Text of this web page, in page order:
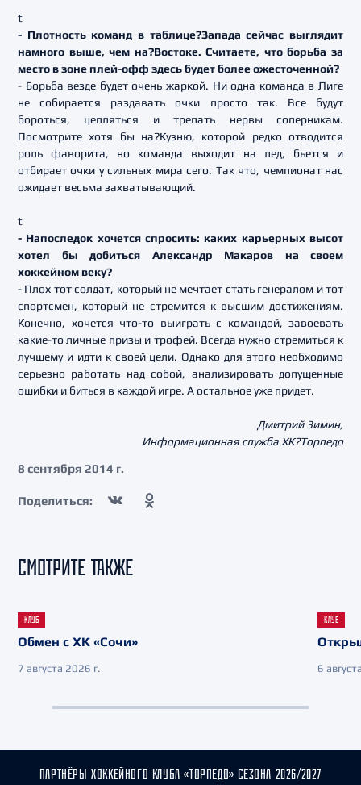
t
- Плотность команд в таблице?Запада сейчас выглядит
намного выше, чем на?Востоке. Считаете, что борьба за
место в зоне плей-офф здесь будет более ожесточенной?
- Борьба везде будет очень жаркой. Ни одна команда в Лиге
не собирается раздавать очки просто так. Все будут
бороться, цепляться и трепать нервы соперникам.
Посмотрите хотя бы на?Кузню, которой редко отводится
роль фаворита, но команда выходит на лед, бьется и
отбирает очки у сильных мира сего. Так что, чемпионат нас
ожидает весьма захватывающий.
t
- Напоследок хочется спросить: каких карьерных высот
хотел бы добиться Александр Макаров на своем
хоккейном веку?
- Плох тот солдат, который не мечтает стать генералом и тот
спортсмен, который не стремится к высшим достижениям.
Конечно, хочется что-то выиграть с командой, завоевать
какие-то личные призы и трофей. Всегда нужно стремиться к
лучшему и идти к своей цели. Однако для этого необходимо
серьезно работать над собой, анализировать допущенные
ошибки и биться в каждой игре. А остальное уже придет.
Дмитрий Зимин,
Информационная служба ХК?Торпедо
8 сентября 2014 г.
Поделиться:
СМОТРИТЕ ТАКЖЕ
КЛУБ
Обмен с ХК «Сочи»
7 августа 2026 г.
КЛУБ
6
ПАРТНЁРЫ ХОККЕЙНОГО КЛУБА «ТОРПЕДО» СЕЗОНА 2026/2027